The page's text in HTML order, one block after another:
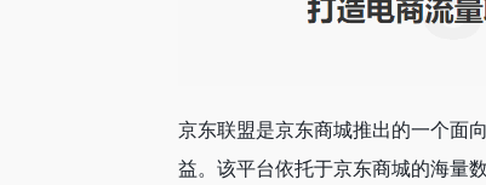
京东联盟是京东商城推出的一个面
益。该平台依托于京东商城的海量